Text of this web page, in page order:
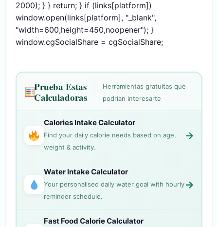
2000); } } return; } if (links[platform])
window.open(links[platform], "_blank",
"width=600,height=450,noopener"); }
window.cgSocialShare = cgSocialShare;
Prueba Estas
Calculadoras
Herramientas gratuitas que
podrían interesarte
Calories Intake Calculator
Find your daily calorie needs based on age,
weight & activity.
→
Water Intake Calculator
Your personalised daily water goal with hourly
reminder schedule.
→
Fast Food Calorie Calculator